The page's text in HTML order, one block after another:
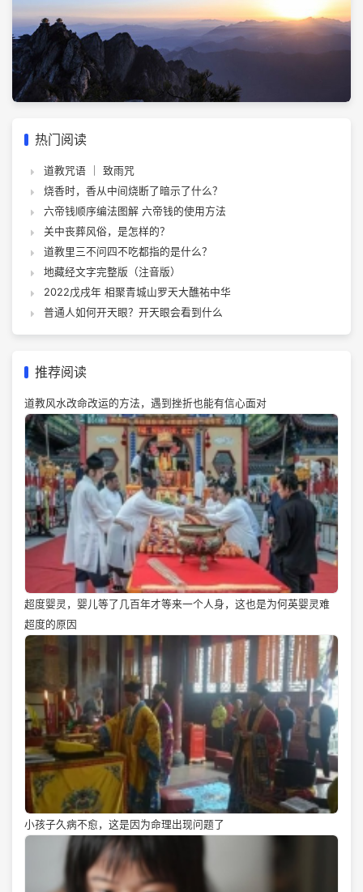
热门阅读
道教咒语 ｜ 致雨咒
烧香时，香从中间烧断了暗示了什么？
六帝钱顺序编法图解 六帝钱的使用方法
关中丧葬风俗，是怎样的？
道教里三不问四不吃都指的是什么？
地藏经文字完整版（注音版）
2022戊戌年 相聚青城山罗天大醮祐中华
普通人如何开天眼？开天眼会看到什么
推荐阅读
道教风水改命改运的方法，遇到挫折也能有信心面对
超度婴灵，婴儿等了几百年才等来一个人身，这也是为何英婴灵难
超度的原因
小孩子久病不愈，这是因为命理出现问题了